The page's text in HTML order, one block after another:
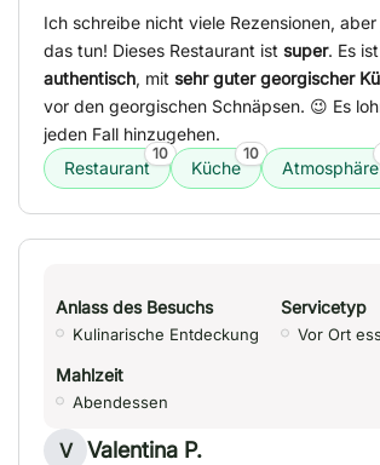
Ich schreibe nicht viele Rezensionen,
das tun! Dieses Restaurant ist super. Es ist
authentisch, mit sehr guter georgischer
vor den georgischen Schnäpsen. 😉 Es
jeden Fall hinzugehen.
Restaurant
10
Küche
10
Atmosphäre
Anlass des Besuchs
Kulinarische Entdeckung
Servicetyp
Vor Ort
Mahlzeit
Abendessen
V Valentina P.